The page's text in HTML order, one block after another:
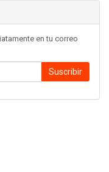
en tu correo
Suscribir